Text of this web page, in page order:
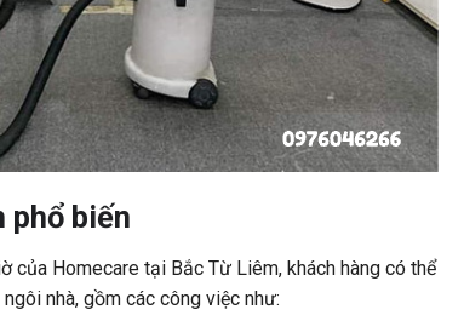
phổ biến
của Homecare tại Bắc Từ Liêm, khách hàng có thể
nhà, gồm các công việc như: